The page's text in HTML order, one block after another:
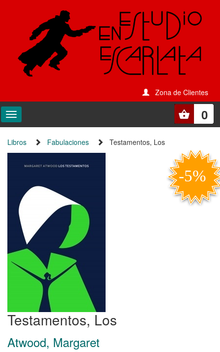
Zona de Clientes
0
Libros Fabulaciones Testamentos, Los
Testamentos, Los
Atwood, Margaret